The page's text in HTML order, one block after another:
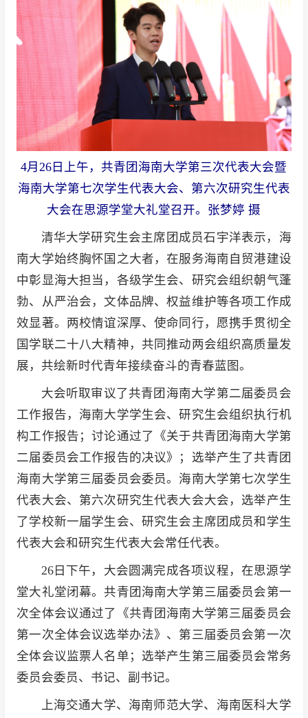
4月26日上午，共青团海南大学第三次代表大会暨
海南大学第七次学生代表大会、第六次研究生代表
大会在思源学堂大礼堂召开。张梦婷 摄
清华大学研究生会主席团成员石宇洋表示，海
南大学始终胸怀国之大者，在服务海南自贸港建设
中彰显海大担当，各级学生会、研究会组织朝气蓬
勃、从严治会，文体品牌、权益维护等各项工作成
效显著。两校情谊深厚、使命同行，愿携手贯彻全
国学联二十八大精神，共同推动两会组织高质量发
展，共绘新时代青年接续奋斗的青春蓝图。
大会听取审议了共青团海南大学第二届委员会
工作报告，海南大学学生会、研究生会组织执行机
构工作报告；讨论通过了《关于共青团海南大学第
二届委员会工作报告的决议》；选举产生了共青团
海南大学第三届委员会委员。海南大学第七次学生
代表大会、第六次研究生代表大会大会，选举产生
了学校新一届学生会、研究生会主席团成员和学生
代表大会和研究生代表大会常任代表。
26日下午，大会圆满完成各项议程，在思源学
堂大礼堂闭幕。共青团海南大学第三届委员会第一
次全体会议通过了《共青团海南大学第三届委员会
第一次全体会议选举办法》、第三届委员会第一次
全体会议监票人名单；选举产生第三届委员会常务
委员会委员、书记、副书记。
上海交通大学、海南师范大学、海南医科大学